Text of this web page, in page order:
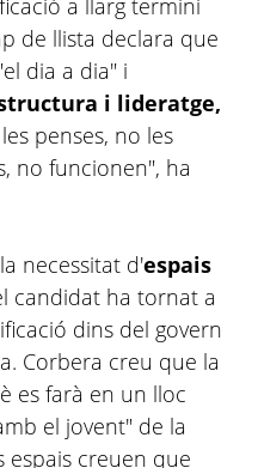
a llarg termini
de llista declara que
dia a dia" i
i lideratge,
penses, no les
no funcionen", ha
necessitat d'espais
candidat ha tornat a
dins del govern
Corbera creu que la
es farà en un lloc
el jovent" de la
creuen que